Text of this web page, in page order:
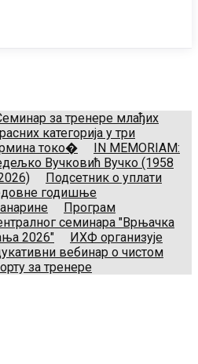
за тренере млађих
категорија у три
токо�
IN MEMORIAM:
Вучковић Вучко (1958
Подсетник о уплати
годишње
Програм
семинара "Врњачка
2026"
ИХФ организује
вебинар о чистом
за тренере